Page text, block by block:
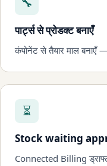
पार्ट्स से प्रोडक्ट बनाएँ
कंपोनेंट से तैयार माल बनाएँ
⏳
Stock waiting
Connected Billing